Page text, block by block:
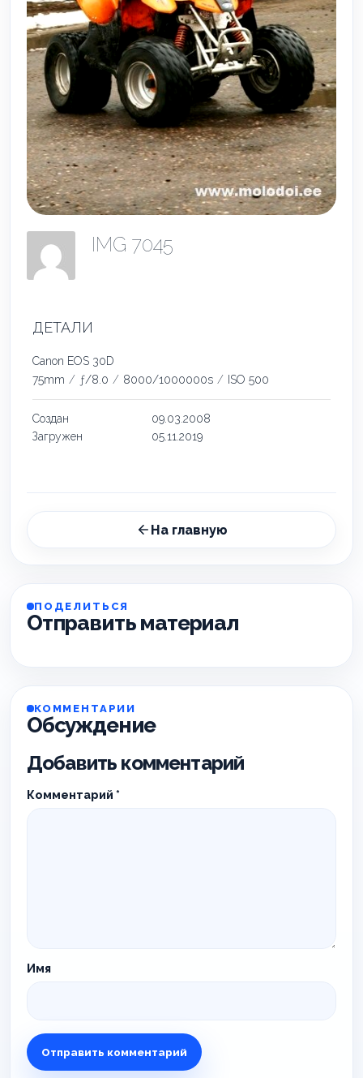
IMG 7045
ДЕТАЛИ
Canon EOS 30D
75mm / ƒ/8.0 / 8000/1000000s / ISO 500
Создан
09.03.2008
Загружен
05.11.2019
На главную
ПОДЕЛИТЬСЯ
Отправить материал
КОММЕНТАРИИ
Обсуждение
Добавить комментарий
Комментарий *
Имя